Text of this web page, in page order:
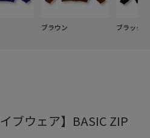
ブラウン ブラック
ブウェア】BASIC ZIP